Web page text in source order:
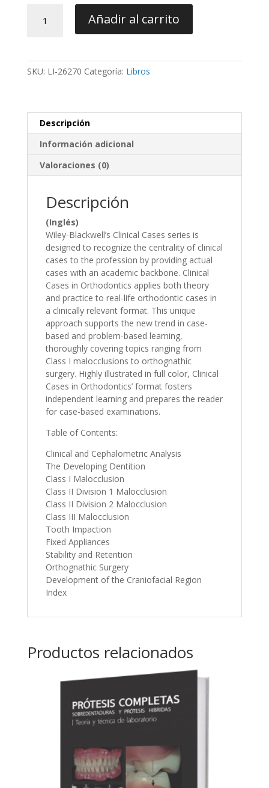
Cases
-
Cobourne
/
Dibiase
/
Ahmad
cantidad
Añadir al carrito
SKU: LI-26270 Categoría: Libros
Descripción
Información adicional
Valoraciones (0)
Descripción
(Inglés)
Wiley-Blackwell’s Clinical Cases series is
designed to recognize the centrality of clinical
cases to the profession by providing actual
cases with an academic backbone. Clinical
Cases in Orthodontics applies both theory
and practice to real-life orthodontic cases in
a clinically relevant format. This unique
approach supports the new trend in case-
based and problem-based learning,
thoroughly covering topics ranging from
Class I malocclusions to orthognathic
surgery. Highly illustrated in full color, Clinical
Cases in Orthodontics’ format fosters
independent learning and prepares the reader
for case-based examinations.
Table of Contents:
Clinical and Cephalometric Analysis
The Developing Dentition
Class I Malocclusion
Class II Division 1 Malocclusion
Class II Division 2 Malocclusion
Class III Malocclusion
Tooth Impaction
Fixed Appliances
Stability and Retention
Orthognathic Surgery
Development of the Craniofacial Region
Index
Productos relacionados